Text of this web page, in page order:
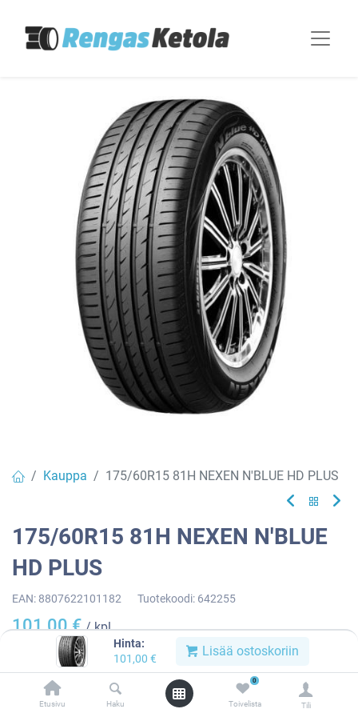
Hinta:
101,00 € Lisää ostoskoriin
Etusivu Haku
0
Toivelista Tili
Kauppa 175/60R15 81H NEXEN N'BLUE HD PLUS
175/60R15 81H NEXEN N'BLUE
HD PLUS
EAN: 8807622101182 Tuotekoodi: 642255
101,00€ / kpl
Toimittajilla (ulkomaa):Saatavilla
Toimitusaika: 4 arkipäivää